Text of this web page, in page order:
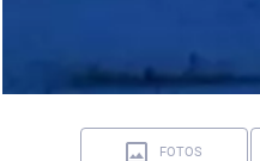
FOTOS